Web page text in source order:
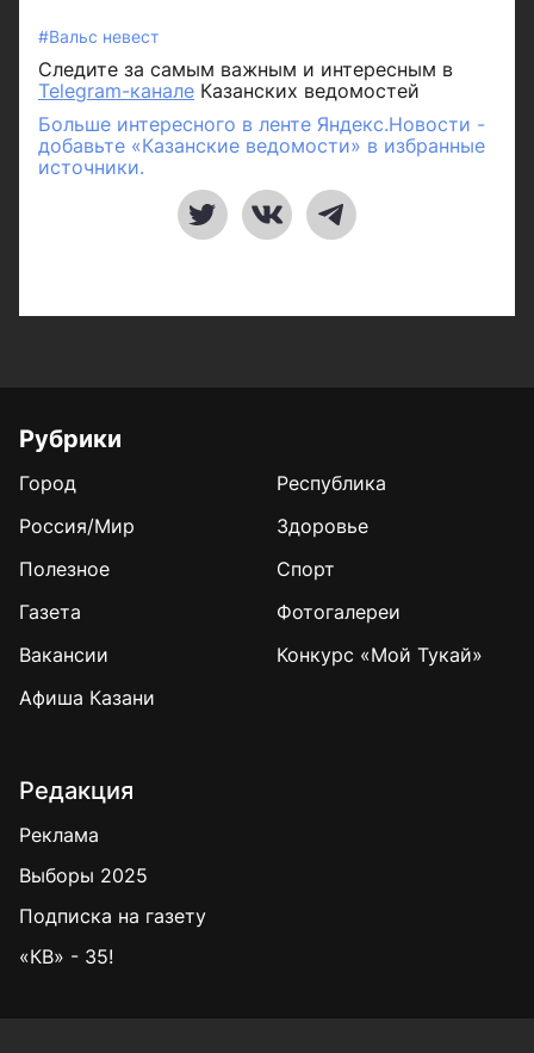
#Вальс невест
Следите за самым важным и интересным в
Telegram-канале Казанских ведомостей
Больше интересного в ленте Яндекс.Новости -
добавьте «Казанские ведомости» в избранные
источники.
Рубрики
Город
Республика
Россия/Мир
Здоровье
Полезное
Спорт
Газета
Фотогалереи
Вакансии
Конкурс «Мой Тукай»
Афиша Казани
Редакция
Реклама
Выборы 2025
Подписка на газету
«КВ» - 35!